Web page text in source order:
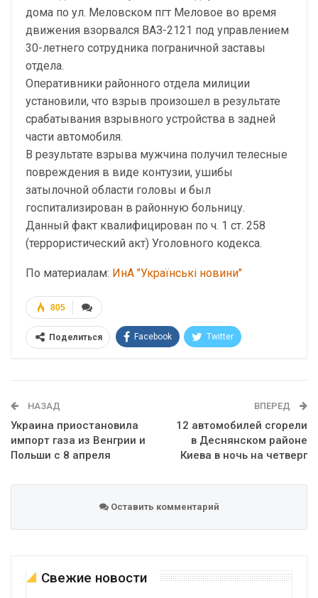
дома по ул. Меловском пгт Меловое во время
движения взорвался ВАЗ-2121 под управлением
30-летнего сотрудника пограничной заставы
отдела.
Оперативники районного отдела милиции
установили, что взрыв произошел в результате
срабатывания взрывного устройства в задней
части автомобиля.
В результате взрыва мужчина получил телесные
повреждения в виде контузии, ушибы
затылочной области головы и был
госпитализирован в районную больницу.
Данный факт квалифицирован по ч. 1 ст. 258
(террористический акт) Уголовного кодекса.
По материалам: ИнА "Українські новини"
805
Поделиться Facebook Twitter
НАЗАД
Украина приостановила
импорт газа из Венгрии и
Польши с 8 апреля
ВПЕРЕД
12 автомобилей сгорели
в Деснянском районе
Киева в ночь на четверг
Оставить комментарий
Свежие новости